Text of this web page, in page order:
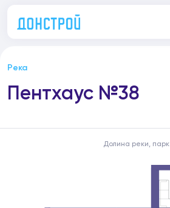
Река
Пентхаус №38
Долина реки, парк